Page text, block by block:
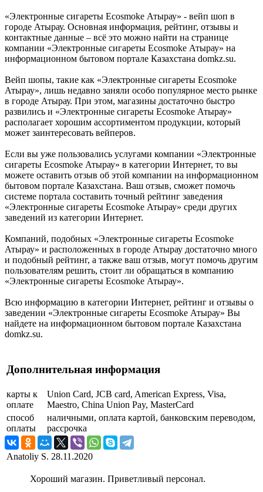
«Электронные сигареты Ecosmoke Атырау» - вейп шоп в
городе Атырау. Основная информация, рейтинг, отзывы и
контактные данные – всё это можно найти на странице
компании «Электронные сигареты Ecosmoke Атырау» на
информационном бытовом портале Казахстана domkz.su.
Вейп шопы, такие как «Электронные сигареты Ecosmoke
Атырау», лишь недавно заняли особо популярное место рынке
в городе Атырау. При этом, магазины достаточно быстро
развились и «Электронные сигареты Ecosmoke Атырау»
располагает хорошим ассортиментом продукции, который
может заинтересовать вейперов.
Если вы уже пользовались услугами компании «Электронные
сигареты Ecosmoke Атырау» в категории Интернет, то вы
можете оставить отзыв об этой компании на информационном
бытовом портале Казахстана. Ваш отзыв, сможет помочь
системе портала составить точный рейтинг заведения
«Электронные сигареты Ecosmoke Атырау» среди других
заведений из категории Интернет.
Компаний, подобных «Электронные сигареты Ecosmoke
Атырау» и расположенных в городе Атырау достаточно много
и подобный рейтинг, а также ваш отзыв, могут помочь другим
пользователям решить, стоит ли обращаться в компанию
«Электронные сигареты Ecosmoke Атырау».
Всю информацию в категории Интернет, рейтинг и отзывы о
заведении «Электронные сигареты Ecosmoke Атырау» Вы
найдете на информационном бытовом портале Казахстана
domkz.su.
Дополнительная информация
карты к
оплате
Union Card, JCB card, American Express, Visa,
Maestro, China Union Pay, MasterCard
способ
оплаты
наличными, оплата картой, банковским переводом,
рассрочка
Anatoliy S. 28.11.2020
Хороший магазин. Приветливый персонал.